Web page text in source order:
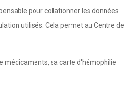
pour collationner les données
utilisés. Cela permet au Centre de
médicaments, sa carte d'hémophilie